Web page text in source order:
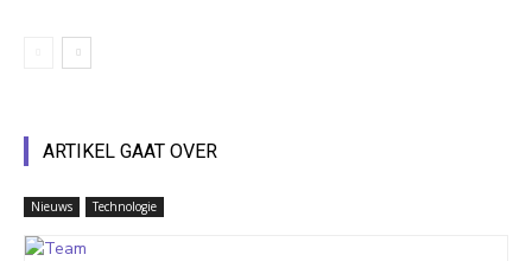
ARTIKEL GAAT OVER
Nieuws Technologie